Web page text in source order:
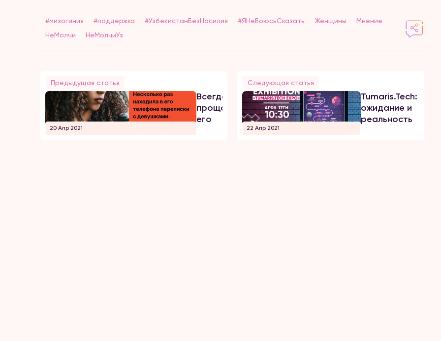
#мизогиния #поддержка #УзбекистанБезНасилия #ЯНеБоюсьСказать Женщины
Мнение
НеМолчи
НеМолчиУз
Предыдущая статья
20 Апр 2021
Всегда
прощала
его
Следующая статья
22 Апр 2021
Tumaris.Tech:
ожидание и
реальность